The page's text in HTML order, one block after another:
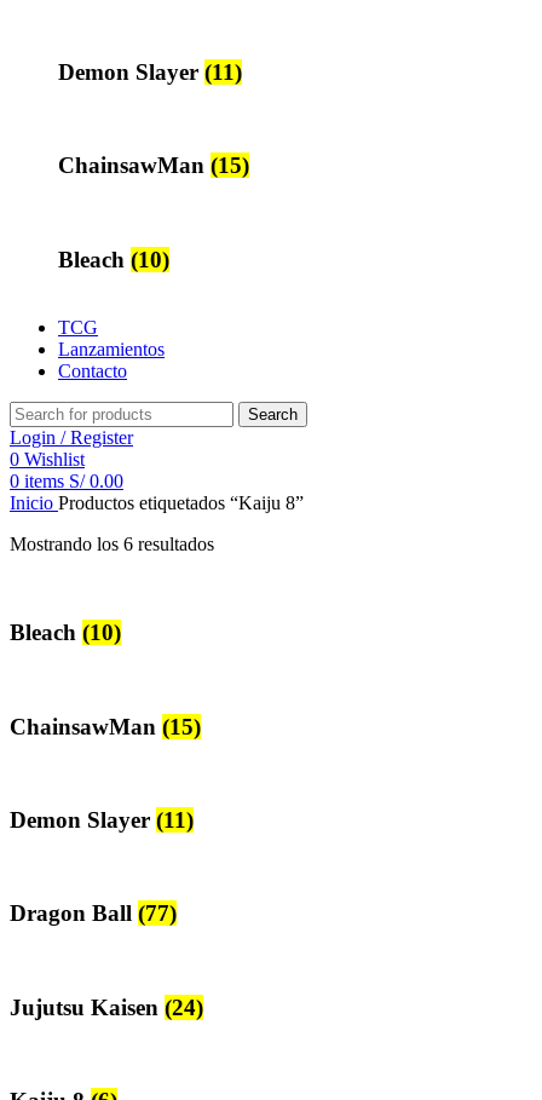
Demon Slayer (11)
ChainsawMan (15)
Bleach (10)
TCG
Lanzamientos
Contacto
Search
Login / Register
0 Wishlist
0 items S/0.00
Inicio Productos etiquetados “Kaiju 8”
Mostrando los 6 resultados
Bleach (10)
ChainsawMan (15)
Demon Slayer (11)
Dragon Ball (77)
Jujutsu Kaisen (24)